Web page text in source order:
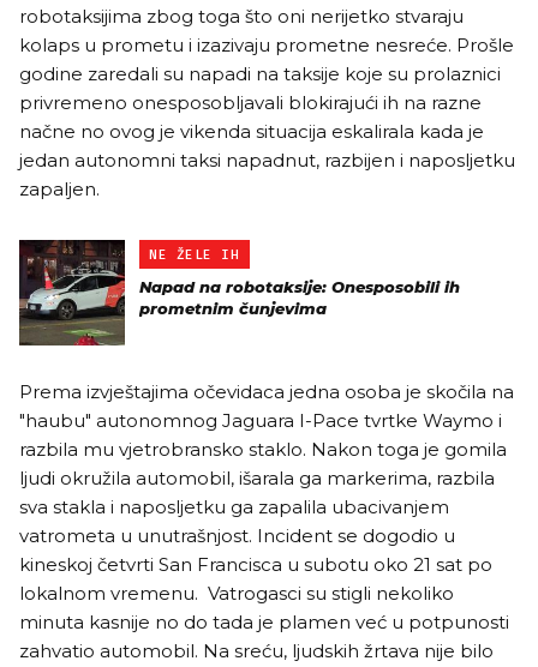
robotaksijima zbog toga što oni nerijetko stvaraju
kolaps u prometu i izazivaju prometne nesreće. Prošle
godine zaredali su napadi na taksije koje su prolaznici
privremeno onesposobljavali blokirajući ih na razne
načne no ovog je vikenda situacija eskalirala kada je
jedan autonomni taksi napadnut, razbijen i naposljetku
zapaljen.
NE ŽELE IH
Napad na robotaksije: Onesposobili ih
prometnim čunjevima
Prema izvještajima očevidaca jedna osoba je skočila na
"haubu" autonomnog Jaguara I-Pace tvrtke Waymo i
razbila mu vjetrobransko staklo. Nakon toga je gomila
ljudi okružila automobil, išarala ga markerima, razbila
sva stakla i naposljetku ga zapalila ubacivanjem
vatrometa u unutrašnjost. Incident se dogodio u
kineskoj četvrti San Francisca u subotu oko 21 sat po
lokalnom vremenu. Vatrogasci su stigli nekoliko
minuta kasnije no do tada je plamen već u potpunosti
zahvatio automobil. Na sreću, ljudskih žrtava nije bilo